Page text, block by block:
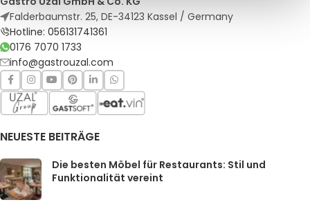
Falderbaumstr. 25, DE-34123 Kassel / Germany
Hotline: 056131741361
0176 7070 1733
info@gastrouzal.com
NEUESTE BEITRÄGE
Die besten Möbel für Restaurants: Stil und
Funktionalität vereint